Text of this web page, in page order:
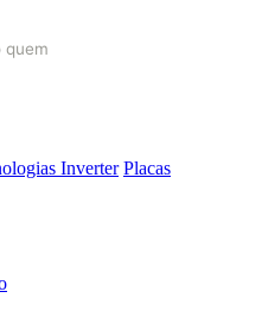
quem
Inverter Placas